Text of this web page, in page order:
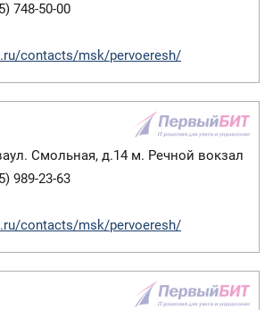
748-50-00
contacts/msk/pervoeresh/
Смольная, д.14 м. Речной вокзал
989-23-63
contacts/msk/pervoeresh/